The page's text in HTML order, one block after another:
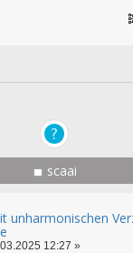
scaai
unharmonischen
12:27 »